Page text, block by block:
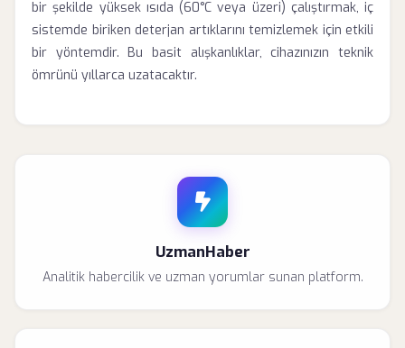
bir şekilde yüksek ısıda (60°C veya üzeri) çalıştırmak, iç
sistemde biriken deterjan artıklarını temizlemek için etkili
bir yöntemdir. Bu basit alışkanlıklar, cihazınızın teknik
ömrünü yıllarca uzatacaktır.
UzmanHaber
Analitik habercilik ve uzman yorumlar sunan platform.